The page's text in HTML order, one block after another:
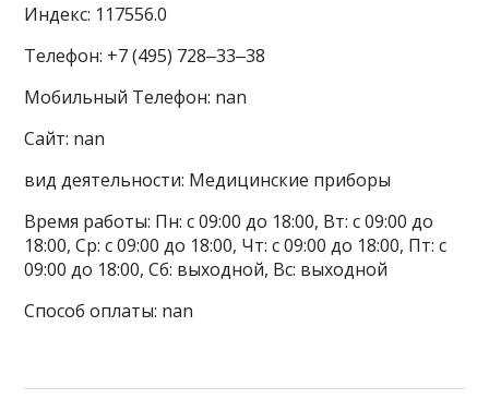
Индекс: 117556.0
Телефон: +7 (495) 728‒33‒38
Мобильный Телефон: nan
Сайт: nan
вид деятельности: Медицинские приборы
Время работы: Пн: с 09:00 до 18:00, Вт: с 09:00 до
18:00, Ср: с 09:00 до 18:00, Чт: с 09:00 до 18:00, Пт: с
09:00 до 18:00, Сб: выходной, Вс: выходной
Способ оплаты: nan